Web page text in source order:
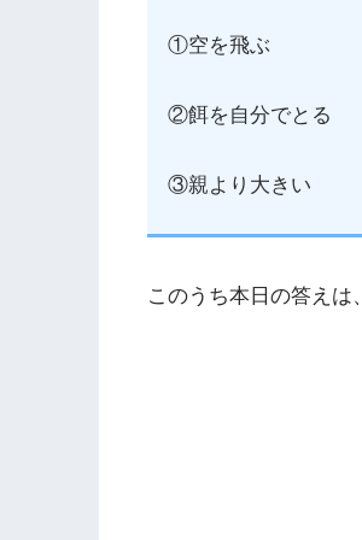
①空を飛ぶ
②餌を自分でとる
③親より大きい
このうち本日の答え